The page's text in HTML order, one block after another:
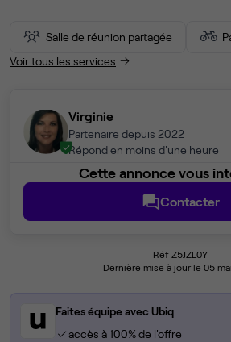
Salle de réunion partagée
Voir tous les services
Virginie
Partenaire depuis 2022
Répond en moins d'une heure
Cette annonce vous
Contacter
Réf Z5JZL0Y
Dernière mise à jour le 05
Faites équipe avec Ubiq
accès à 100% de l'offre